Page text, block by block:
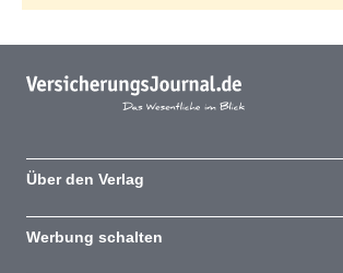
Über den Verlag
Werbung schalten